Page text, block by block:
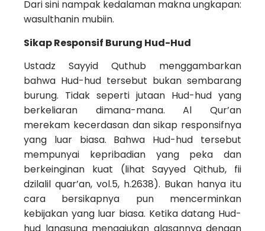
Dari sini nampak kedalaman makna ungkapan:
wasulthanin mubiin.
Sikap Responsif Burung Hud-Hud
Ustadz Sayyid Quthub menggambarkan
bahwa Hud-hud tersebut bukan sembarang
burung. Tidak seperti jutaan Hud-hud yang
berkeliaran dimana-mana. Al Qur’an
merekam kecerdasan dan sikap responsifnya
yang luar biasa. Bahwa Hud-hud tersebut
mempunyai kepribadian yang peka dan
berkeinginan kuat (lihat Sayyed Qithub, fii
dzilalil quar’an, vol.5, h.2638). Bukan hanya itu
cara bersikapnya pun mencerminkan
kebijakan yang luar biasa. Ketika datang Hud-